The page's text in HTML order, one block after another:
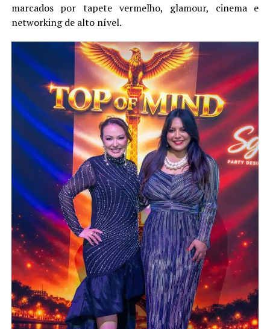
marcados por tapete vermelho, glamour, cinema e
networking de alto nível.